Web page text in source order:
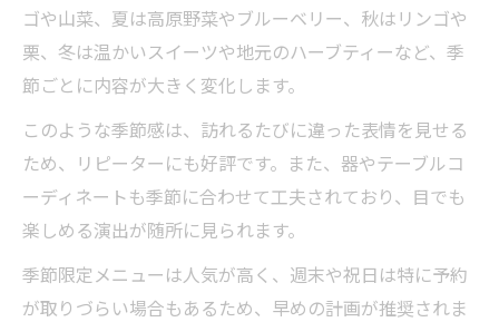
時間
アフタヌーンティーで叶える特別な長野の
午後
優雅な時間を演出するアフタヌーンティー
の極意
長野県のアフタヌーンティーで自分にご褒
美を
女子会やデートに人気のアフタヌーンティ
ー体験
ゴや山菜、夏は高原野菜やブルーベリー、秋はリンゴや
栗、冬は温かいスイーツや地元のハーブティーなど、季
節ごとに内容が大きく変化します。
このような季節感は、訪れるたびに違った表情を見せる
ため、リピーターにも好評です。また、器やテーブルコ
ーディネートも季節に合わせて工夫されており、目でも
楽しめる演出が随所に見られます。
季節限定メニューは人気が高く、週末や祝日は特に予約
が取りづらい場合もあるため、早めの計画が推奨されま